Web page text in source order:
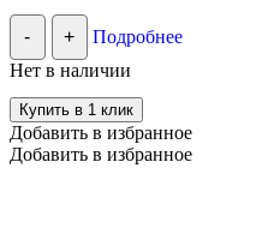
- +
Подробнее
Нет в наличии
Купить в 1 клик
Добавить в избранное
Добавить в избранное